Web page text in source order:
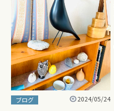
ブログ 2024/05/24